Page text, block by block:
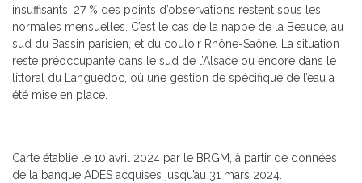
insuffisants. 27 % des points d’observations restent sous les
normales mensuelles. C’est le cas de la nappe de la Beauce, au
sud du Bassin parisien, et du couloir Rhône-Saône. La situation
reste préoccupante dans le sud de l’Alsace ou encore dans le
littoral du Languedoc, où une gestion de spécifique de l’eau a
été mise en place.
Carte établie le 10 avril 2024 par le BRGM, à partir de données
de la banque ADES acquises jusqu’au 31 mars 2024.